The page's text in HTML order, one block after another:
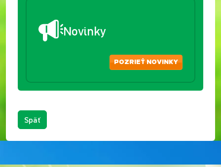
Novinky
POZRIEŤ NOVINKY
Späť